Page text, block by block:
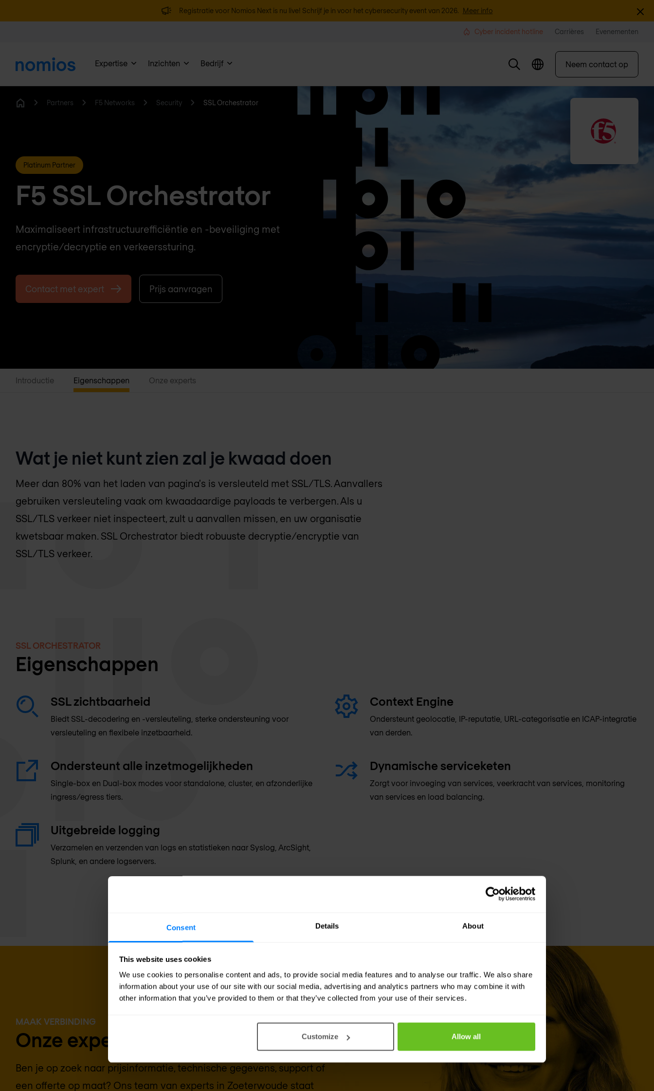
Consent Details About
This website uses cookies
We use cookies to personalise content and ads, to provide social media features and to analyse our traffic. We also share
information about your use of our site with our social media, advertising and analytics partners who may combine it with
other information that you’ve provided to them or that they’ve collected from your use of their services.
Customize Allow all
Registratie voor Nomios Next is nu live! Schrijf je in voor het cybersecurity event van 2026. Meer info
Cyber incident hotline Carrières Evenementen
Expertise Inzichten Bedrijf Neem contact op
Partners F5 Networks Security SSL Orchestrator
Platinum Partner
F5 SSL Orchestrator
Maximaliseert infrastructuurefficiëntie en -beveiliging met
encryptie/decryptie en verkeerssturing.
Contact met expert Prijs aanvragen
Introductie Eigenschappen Onze experts
Wat je niet kunt zien zal je kwaad doen
Meer dan 80% van het laden van pagina's is versleuteld met SSL/TLS. Aanvallers
gebruiken versleuteling vaak om kwaadaardige payloads te verbergen. Als u
SSL/TLS verkeer niet inspecteert, zult u aanvallen missen, en uw organisatie
kwetsbaar maken. SSL Orchestrator biedt robuuste decryptie/encryptie van
SSL/TLS verkeer.
SSL ORCHESTRATOR
Eigenschappen
SSL zichtbaarheid
Biedt SSL-decodering en -versleuteling, sterke ondersteuning voor
versleuteling en flexibele inzetbaarheid.
Context Engine
Ondersteunt geolocatie, IP-reputatie, URL-categorisatie en ICAP-integratie
van derden.
Ondersteunt alle inzetmogelijkheden
Single-box en Dual-box modes voor standalone, cluster, en afzonderlijke
ingress/egress tiers.
Dynamische serviceketen
Zorgt voor invoeging van services, veerkracht van services, monitoring
van services en load balancing.
Uitgebreide logging
Verzamelen en verzenden van logs en statistieken naar Syslog, ArcSight,
Splunk, en andere logservers.
MAAK VERBINDING
Onze experts staan voor je klaar
Ben je op zoek naar prijsinformatie, technische gegevens, support of
een offerte op maat? Ons team van experts in Zoeterwoude staat